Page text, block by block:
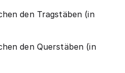
den Tragstäben (in
den Querstäben (in